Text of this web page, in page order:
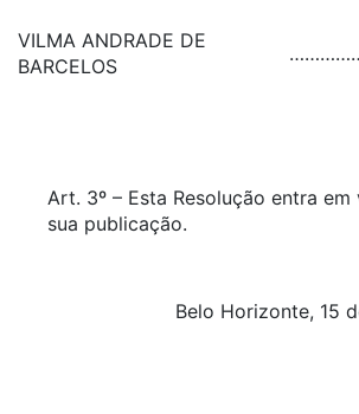
VILMA ANDRADE DE
BARCELOS
Art. 3º – Esta Resolução entra
sua publicação.
Belo Horizonte, 15